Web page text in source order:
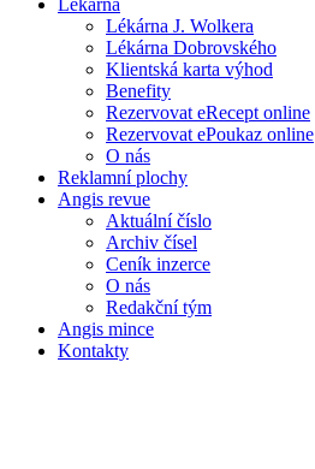
Lékárna
Lékárna J. Wolkera
Lékárna Dobrovského
Klientská karta výhod
Benefity
Rezervovat eRecept online
Rezervovat ePoukaz online
O nás
Reklamní plochy
Angis revue
Aktuální číslo
Archiv čísel
Ceník inzerce
O nás
Redakční tým
Angis mince
Kontakty